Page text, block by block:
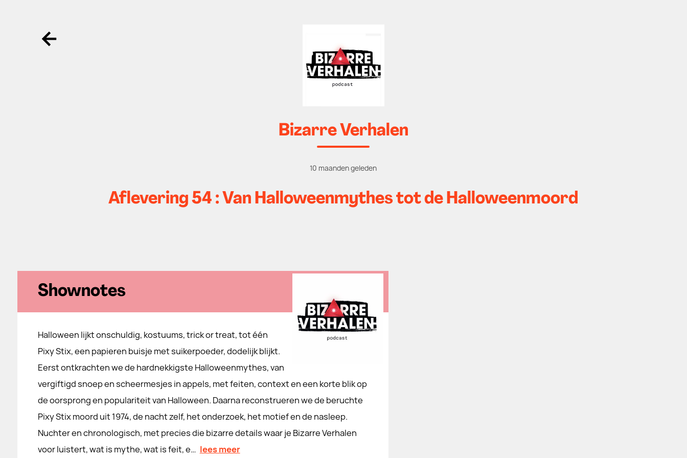
Ga terug
Bizarre Verhalen
10 maanden geleden
Aflevering 54 : Van Halloweenmythes tot de Halloweenmoord
Shownotes
Halloween lijkt onschuldig, kostuums, trick or treat, tot één
Pixy Stix, een papieren buisje met suikerpoeder, dodelijk blijkt.
Eerst ontkrachten we de hardnekkigste Halloweenmythes, van
vergiftigd snoep en scheermesjes in appels, met feiten, context en een korte blik op
de oorsprong en populariteit van Halloween. Daarna reconstrueren we de beruchte
Pixy Stix moord uit 1974, de nacht zelf, het onderzoek, het motief en de nasleep.
Nuchter en chronologisch, met precies die bizarre details waar je Bizarre Verhalen
voor luistert, wat is mythe, wat is feit, e… lees meer